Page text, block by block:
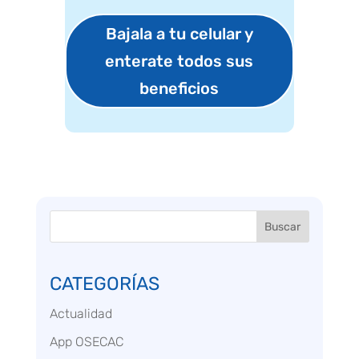
Bajala a tu celular y
enterate todos sus
beneficios
Buscar
CATEGORÍAS
Actualidad
App OSECAC